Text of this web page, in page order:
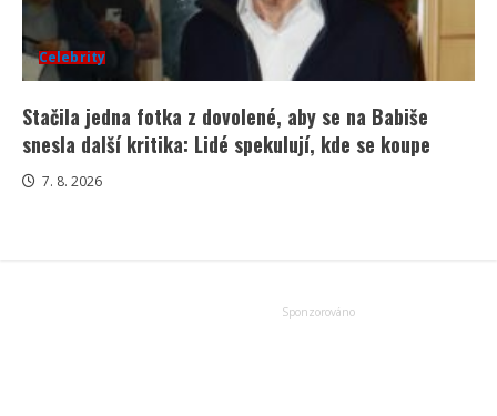
Celebrity
Stačila jedna fotka z dovolené, aby se na Babiše
snesla další kritika: Lidé spekulují, kde se koupe
7. 8. 2026